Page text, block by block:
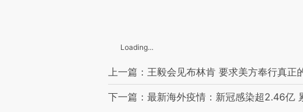
Loading...
上一篇：王毅会见布林肯 要求美方奉行真正
下一篇：最新海外疫情：新冠感染超2.46亿